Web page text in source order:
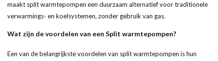
maakt split warmtepompen een duurzaam alternatief voor traditionele
verwarmings- en koelsystemen, zonder gebruik van gas.
Wat zijn de voordelen van een Split warmtepompen?
Een van de belangrijkste voordelen van split warmtepompen is hun